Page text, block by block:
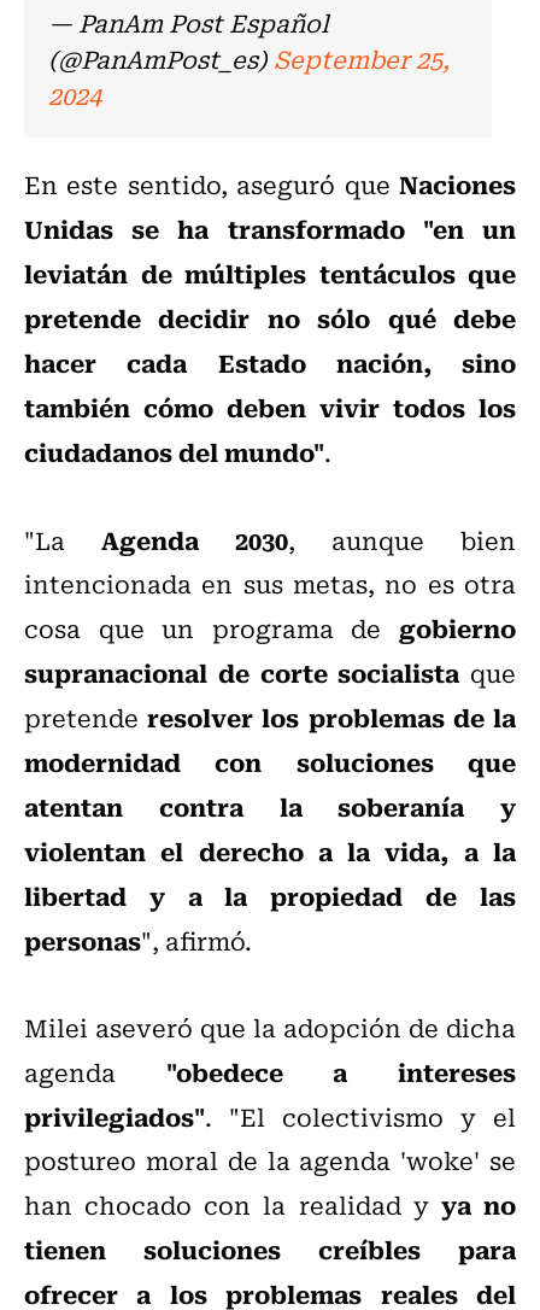
— PanAm Post Español
(@PanAmPost_es)September 25,
2024
En este sentido, aseguró que Naciones
Unidas se ha transformado "en un
leviatán de múltiples tentáculos que
pretende decidir no sólo qué debe
hacer cada Estado nación, sino
también cómo deben vivir todos los
ciudadanos del mundo".
"La Agenda 2030, aunque bien
intencionada en sus metas, no es otra
cosa que un programa de gobierno
supranacional de corte socialista que
pretenderesolver los problemas de la
modernidad con soluciones que
atentan contra la soberanía y
violentan el derecho a la vida, a la
libertad y a la propiedad de las
personas", afirmó.
Milei aseveró que la adopción de dicha
agenda "obedece a intereses
privilegiados". "El colectivismo y el
postureo moral de la agenda 'woke' se
han chocado con la realidad y ya no
tienen soluciones creíbles para
ofrecer a los problemas reales del